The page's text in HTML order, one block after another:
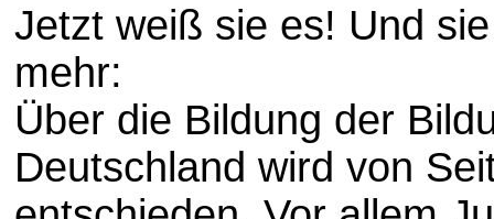
Jetzt weiß sie es! Und
mehr:
Über die Bildung der
Deutschland wird von